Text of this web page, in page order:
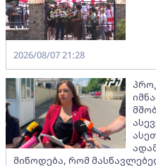
2026/08/07 21:28
მიწოდება, რომ